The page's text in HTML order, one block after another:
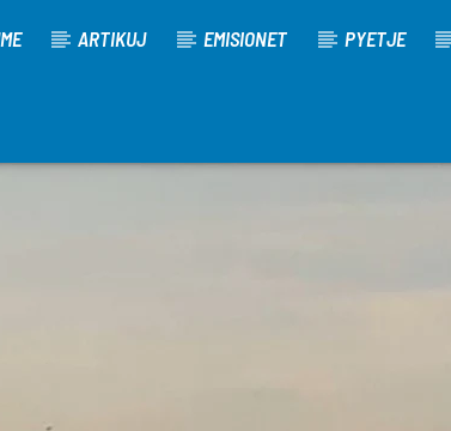
ARTIKUJ EMISIONET PYETJE